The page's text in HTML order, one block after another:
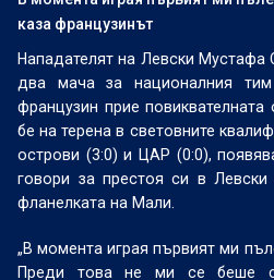
каза французинът
Нападателят на Левски Мустафа
два мача за националния
французин прие повиквателната
бе на терена в световните
острови (3:0) и ЦАР (0:0),
говори за престоя си в
фланелката на Мали.
„В момента играя първият ми
Преди това не ми се беше